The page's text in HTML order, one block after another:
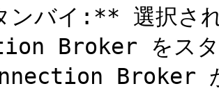
バイ:** 選択され
Broker をスタ
Broker が